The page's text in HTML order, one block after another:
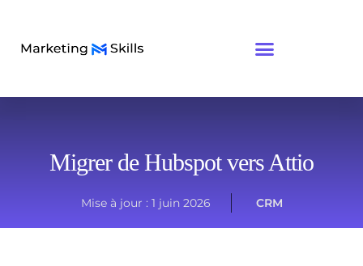
Migrer de Hubspot vers Attio
Mise à jour : 1 juin 2026 CRM